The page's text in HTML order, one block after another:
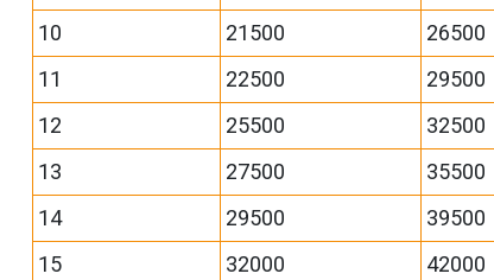
10
21500 26500
11
22500 29500
12
25500 32500
13
27500 35500
14
29500 39500
15
32000 42000